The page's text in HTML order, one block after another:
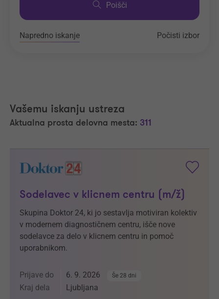
Poišči
Napredno iskanje Počisti izbor
Vašemu iskanju ustreza
Aktualna prosta delovna mesta: 311
Sodelavec v klicnem centru (m/ž)
Skupina Doktor 24, ki jo sestavlja motiviran kolektiv
v modernem diagnostičnem centru, išče nove
sodelavce za delo v klicnem centru in pomoč
uporabnikom.
Prijave do 6. 9. 2026 Še 28 dni
Kraj dela Ljubljana